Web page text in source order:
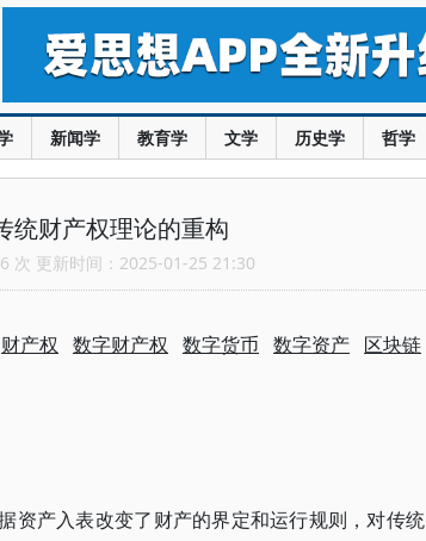
新闻学 教育学 文学 历史学 哲学
统财产权理论的重构
次 更新时间：2025-01-25 21:30
财产权 数字财产权 数字货币 数字资产 区块链
资产入表改变了财产的界定和运行规则，对传统